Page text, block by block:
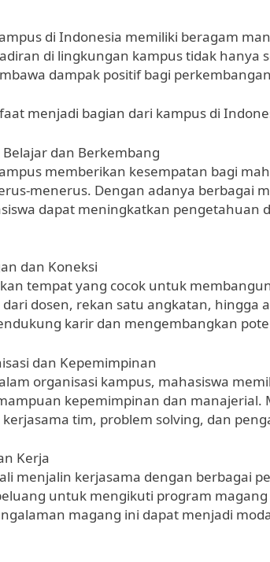
di Indonesia memiliki beragam
di lingkungan kampus tidak hanya
dampak positif bagi
menjadi bagian dari kampus di
dan Berkembang
memberikan kesempatan bagi
menerus. Dengan adanya berbagai
dapat meningkatkan pengetahuan
dan Koneksi
tempat yang cocok untuk
dosen, rekan satu angkatan, hingga
karir dan mengembangkan
dan Kepemimpinan
organisasi kampus, mahasiswa
kepemimpinan dan manajerial.
tim, problem solving, dan
Kerja
menjalin kerjasama dengan berbagai
untuk mengikuti program
magang ini dapat menjadi